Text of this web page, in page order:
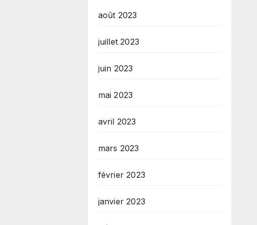
août 2023
juillet 2023
juin 2023
mai 2023
avril 2023
mars 2023
février 2023
janvier 2023